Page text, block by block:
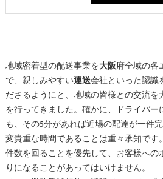
地域密着型の配送事業を大阪府全域の各
で、親しみやすい運送会社といった認識
ださるようにと、地域の皆様との交流
を行ってきました。確かに、ドライバ
も、その5分があれば近場の配達が一件
変貴重な時間であることは重々承知です
件数を回ることを優先して、お客様への
りになることがあってはいけません。